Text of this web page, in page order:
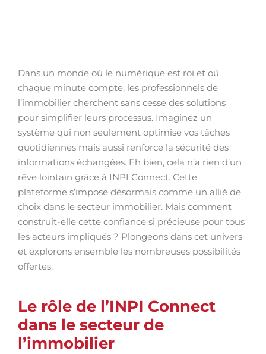
Dans un monde où le numérique est roi et où
chaque minute compte, les professionnels de
l’immobilier cherchent sans cesse des solutions
pour simplifier leurs processus. Imaginez un
système qui non seulement optimise vos tâches
quotidiennes mais aussi renforce la sécurité des
informations échangées. Eh bien, cela n’a rien d’un
rêve lointain grâce à INPI Connect. Cette
plateforme s’impose désormais comme un allié de
choix dans le secteur immobilier. Mais comment
construit-elle cette confiance si précieuse pour tous
les acteurs impliqués ? Plongeons dans cet univers
et explorons ensemble les nombreuses possibilités
offertes.
Le rôle de l’INPI Connect
dans le secteur de
l’immobilier